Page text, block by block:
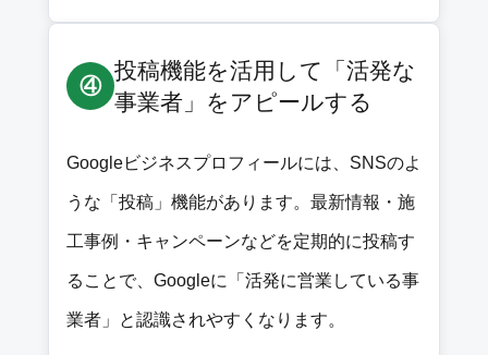
④
投稿機能を活用して「活発な
事業者」をアピールする
Googleビジネスプロフィールには、SNSのよ
うな「投稿」機能があります。最新情報・施
工事例・キャンペーンなどを定期的に投稿す
ることで、Googleに「活発に営業している事
業者」と認識されやすくなります。